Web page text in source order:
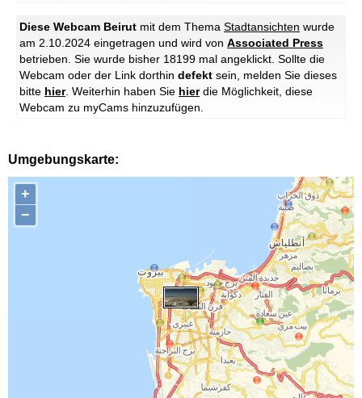
Diese Webcam Beirut mit dem Thema Stadtansichten wurde
am 2.10.2024 eingetragen und wird von Associated Press
betrieben. Sie wurde bisher 18199 mal angeklickt. Sollte die
Webcam oder der Link dorthin defekt sein, melden Sie dieses
bitte hier. Weiterhin haben Sie hierdie Möglichkeit, diese
Webcam zu myCams hinzuzufügen.
Umgebungskarte:
+
−